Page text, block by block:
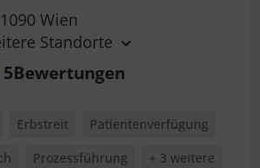
1090 Wien
Standorte
5Bewertungen
Erbstreit
Patientenverfügung
Prozessführung + 3 weitere